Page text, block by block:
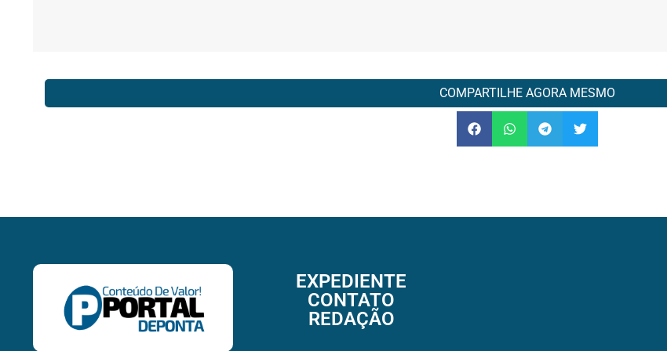
COMPARTILHE AGORA MESMO
EXPEDIENTE
CONTATO
REDAÇÃO